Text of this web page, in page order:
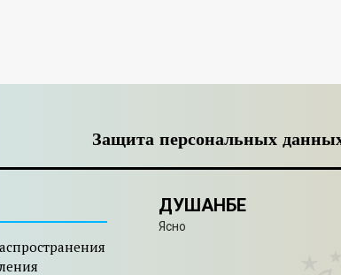
Защита персональных
ДУШАНБЕ
Ясно